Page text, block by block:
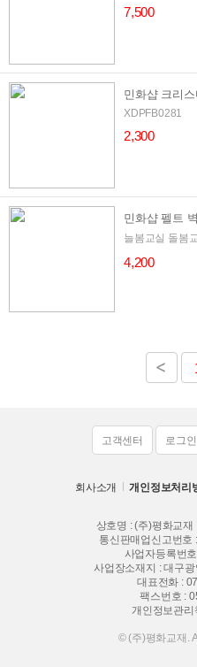
7,500
민화샵 크리
XDPFB0281
2,300
민화샵 펠트
늘봄교실 돌봄
4,200
고객센터 로그인
회사소개 개인정보처리
상호명 : (주)평화교재
통신판매업신고번호
사업자등록번
사업장소재지 : 대구
대표전화 :
팩스번호 :
개인정보관리
© (주)평화교재.